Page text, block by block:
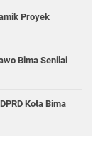
Proyek
Bima Senilai
Kota Bima